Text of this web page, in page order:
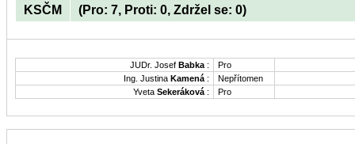
KSČM (Pro: 7, Proti: 0, Zdržel se: 0)
JUDr. Josef Babka :
Pro
Ing. Justina Kamená :
Nepřítomen
Yveta Sekeráková : Pro